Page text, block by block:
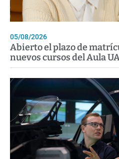
05/08/2026
Abierto el plazo de
nuevos cursos del Aula